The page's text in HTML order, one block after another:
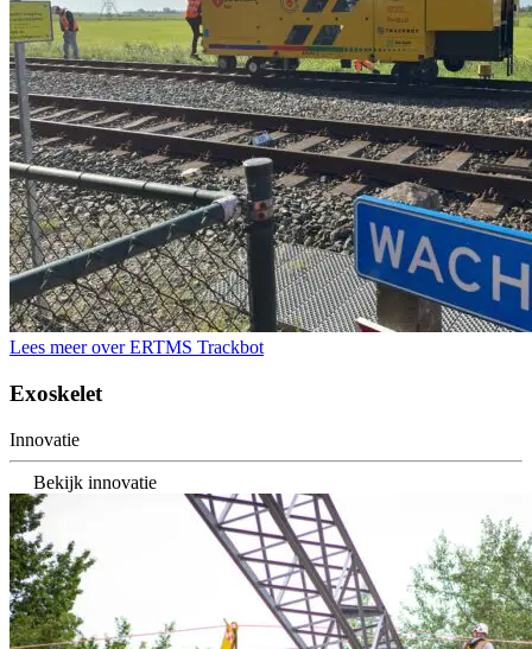
Lees meer over ERTMS Trackbot
Exoskelet
Innovatie
Bekijk innovatie